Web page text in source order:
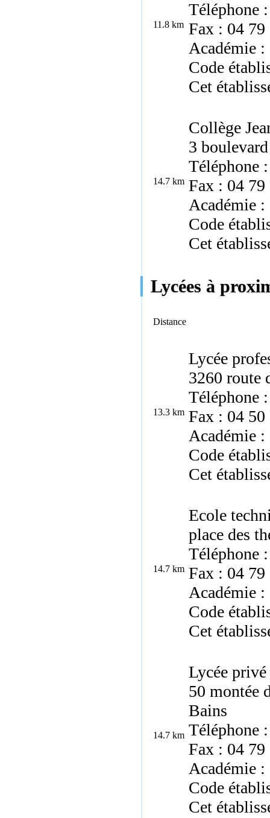
11.8 km
Téléphone
Fax : 04 79
Académie :
Code
Cet
14.7 km
Collège
3
Téléphone
Fax : 04 79
Académie :
Code
Cet
Lycées à
Distance
13.3 km
Lycée
3260
Téléphone
Fax : 04 50
Académie :
Code
Cet
14.7 km
Ecole
place des
Téléphone
Fax : 04 79
Académie :
Code
Cet
14.7 km
Lycée
50 montée
Bains
Téléphone
Fax : 04 79
Académie :
Code
Cet